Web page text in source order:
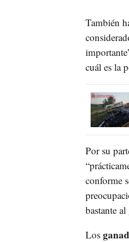
También
cuál es la
Por su
conforme
bastante
Los